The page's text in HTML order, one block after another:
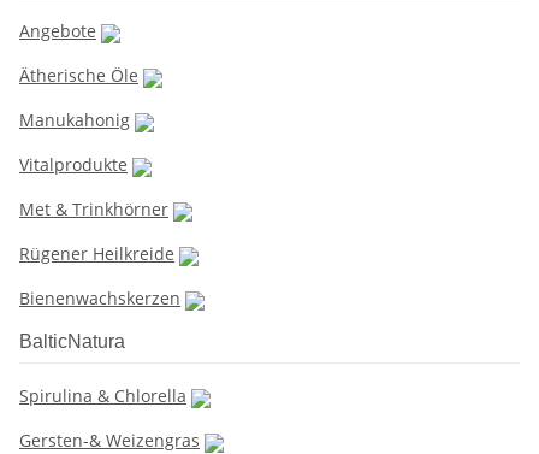
Angebote
Ätherische Öle
Manukahonig
Vitalprodukte
Met & Trinkhörner
Rügener Heilkreide
Bienenwachskerzen
BalticNatura
Spirulina & Chlorella
Gersten-& Weizengras